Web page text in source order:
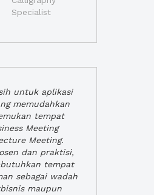
Specialist
untuk aplikasi
memudahkan
tempat
Meeting
Meeting.
dan praktisi,
tempat
sebagai wadah
maupun